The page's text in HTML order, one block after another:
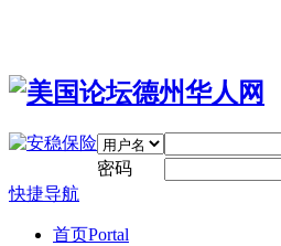
密码
快捷导航
首页Portal